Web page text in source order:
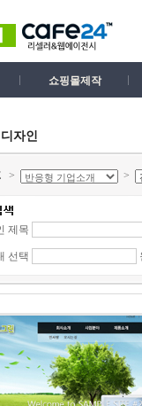
쇼핑몰제작
자인
> >
제목
선택